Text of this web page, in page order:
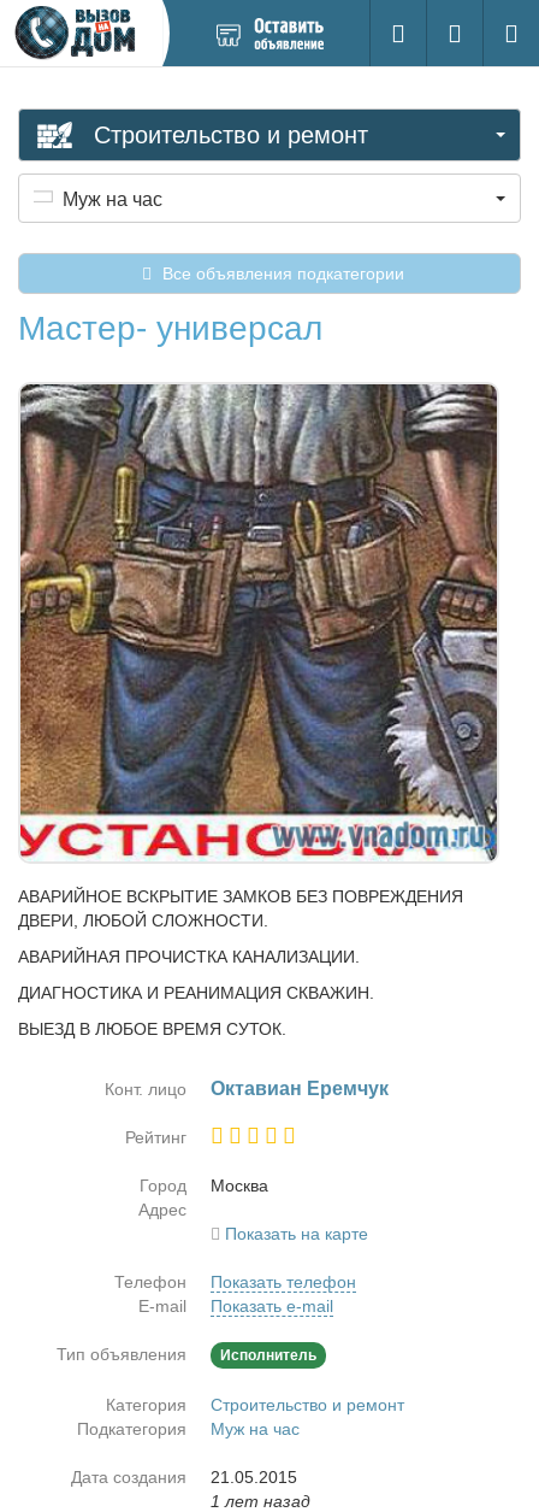
новое
Поиск
Вход на
Строительство и ремонт
Муж на час
Все объявления подкатегории
Мастер- универсал
АВАРИЙНОЕ ВСКРЫТИЕ ЗАМКОВ БЕЗ ПОВРЕЖДЕНИЯ
ДВЕРИ, ЛЮБОЙ СЛОЖНОСТИ.
АВАРИЙНАЯ ПРОЧИСТКА КАНАЛИЗАЦИИ.
ДИАГНОСТИКА И РЕАНИМАЦИЯ СКВАЖИН.
ВЫЕЗД В ЛЮБОЕ ВРЕМЯ СУТОК.
Конт. лицо Ок­та­виан Ерем­чук
Рейтинг
Город
Москва
Адрес
Показать на карте
Телефон
Показать телефон
E-mail
Показать e-mail
Тип объявления Исполнитель
Категория
Строительство и ремонт
Подкатегория
Муж на час
Дата создания
21.05.2015
1 лет назад